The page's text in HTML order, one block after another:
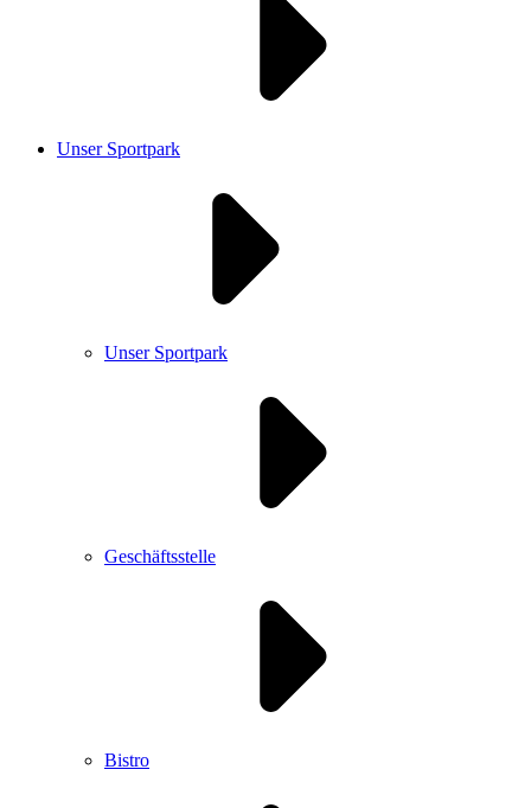
Unser Sportpark
Unser Sportpark
Geschäftsstelle
Bistro